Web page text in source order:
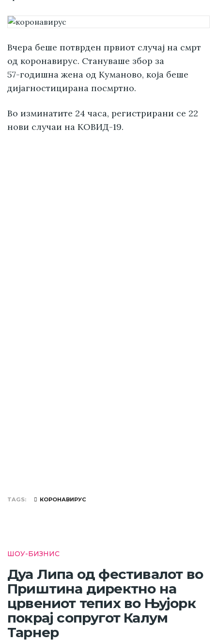
Вчера беше потврден првиот случај на смрт
од коронавирус. Стануваше збор за
57-годишна жена од Куманово, која беше
дијагностицирана посмртно.
Во изминатите 24 часа, регистрирани се 22
нови случаи на КОВИД-19.
TAGS КОРОНАВИРУС
ШОУ-БИЗНИС
Дуа Липа од фестивалот во
Приштина директно на
црвениот тепих во Њујорк
покрај сопругот Калум
Тарнер